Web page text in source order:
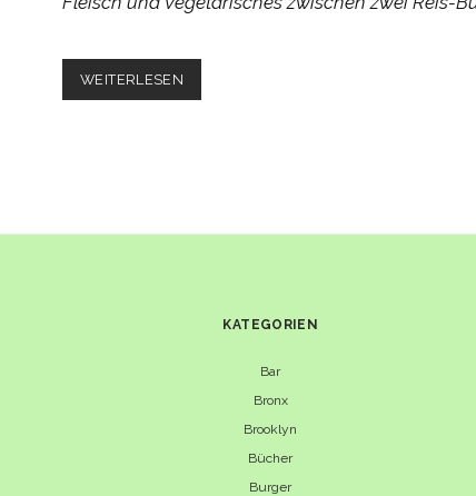
WEITERLESEN
RICEBURGER
KATEGORIEN
Bar
Bronx
Brooklyn
Bücher
Burger